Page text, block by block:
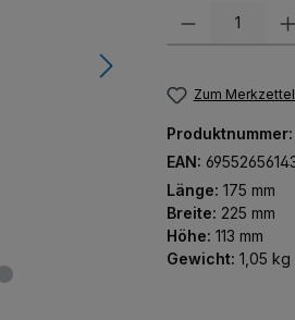
Produkt Anzahl:
Zum
Produktnummer:
EAN:
Länge: 175 mm
Breite: 225 mm
Höhe: 113 mm
Gewicht: 1,05 kg